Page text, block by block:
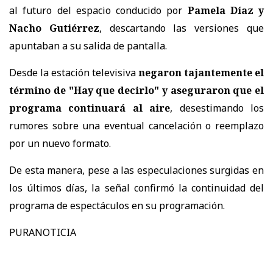
al futuro del espacio conducido por Pamela Díaz y
Nacho Gutiérrez, descartando las versiones que
apuntaban a su salida de pantalla.
Desde la estación televisivanegaron tajantemente el
término de "Hay que decirlo" y aseguraron que el
programa continuará al aire, desestimando los
rumores sobre una eventual cancelación o reemplazo
por un nuevo formato.
De esta manera, pese a las especulaciones surgidas en
los últimos días, la señal confirmó la continuidad del
programa de espectáculos en su programación.
PURANOTICIA